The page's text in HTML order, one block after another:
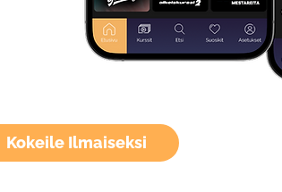
Kokeile Ilmaiseksi